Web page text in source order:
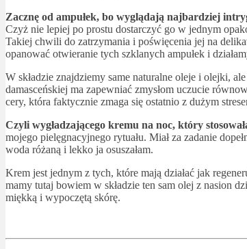
Zacznę od ampułek, bo wyglądają najbardziej
Czyż nie lepiej po prostu dostarczyć go w jednym
Takiej chwili do zatrzymania i poświęcenia jej na
opanować otwieranie tych szklanych ampułek i
W składzie znajdziemy same naturalne oleje i olejki,
damasceńskiej ma zapewniać zmysłom uczucie
cery, która faktycznie zmaga się ostatnio z dużym
Czyli wygładzającego kremu na noc, który
mojego pielęgnacyjnego rytuału. Miał za zadanie
woda różaną i lekko ja osuszałam.
Krem jest jednym z tych, które mają działać jak
mamy tutaj bowiem w składzie ten sam olej z nasion
miękką i wypoczętą skórę.